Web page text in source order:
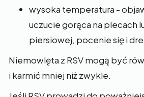
wysoka temperatura -
uczucie gorąca na plecach
piersiowej, pocenie się i
Niemowlęta z RSV mogą być
i karmić mniej niż zwykle.